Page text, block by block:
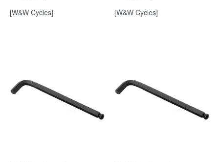
[W&W Cycles]
[W&W Cycles]